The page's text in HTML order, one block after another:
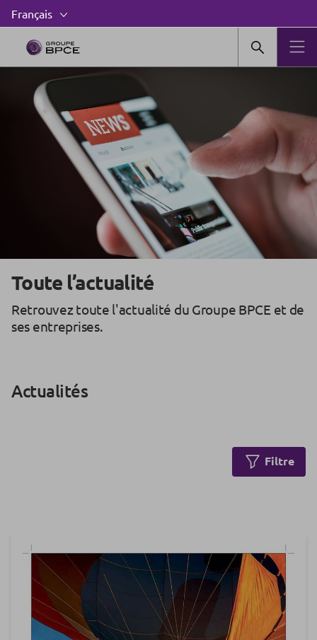
Toute l’actualité
Retrouvez toute l'actualité du Groupe BPCE et de
ses entreprises.
Actualités
Filtre